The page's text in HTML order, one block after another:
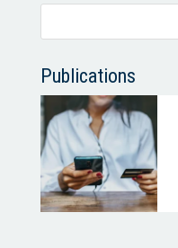
Publications